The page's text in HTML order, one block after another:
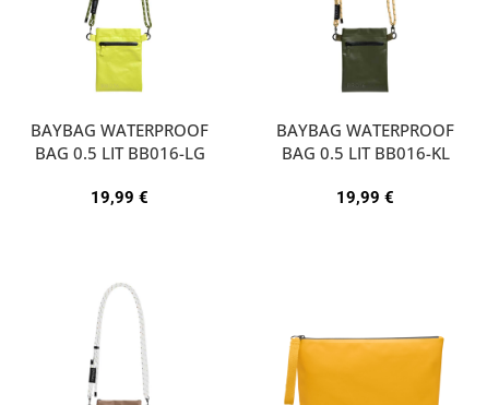
BAYBAG WATERPROOF
BAG 0.5 LIT BB016-LG
19,99€
BAYBAG WATERPROOF
BAG 0.5 LIT BB016-KL
19,99€